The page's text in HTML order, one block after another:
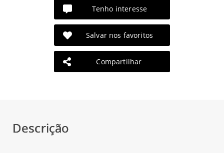
Tenho interesse
Salvar nos favoritos
Compartilhar
Descrição